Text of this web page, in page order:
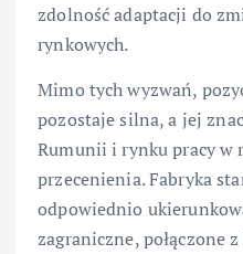
zdolność adaptacji do
rynkowych.
Mimo tych wyzwań,
pozostaje silna, a jej
Rumunii i rynku pracy w
przecenienia. Fabryka
odpowiednio
zagraniczne, połączone